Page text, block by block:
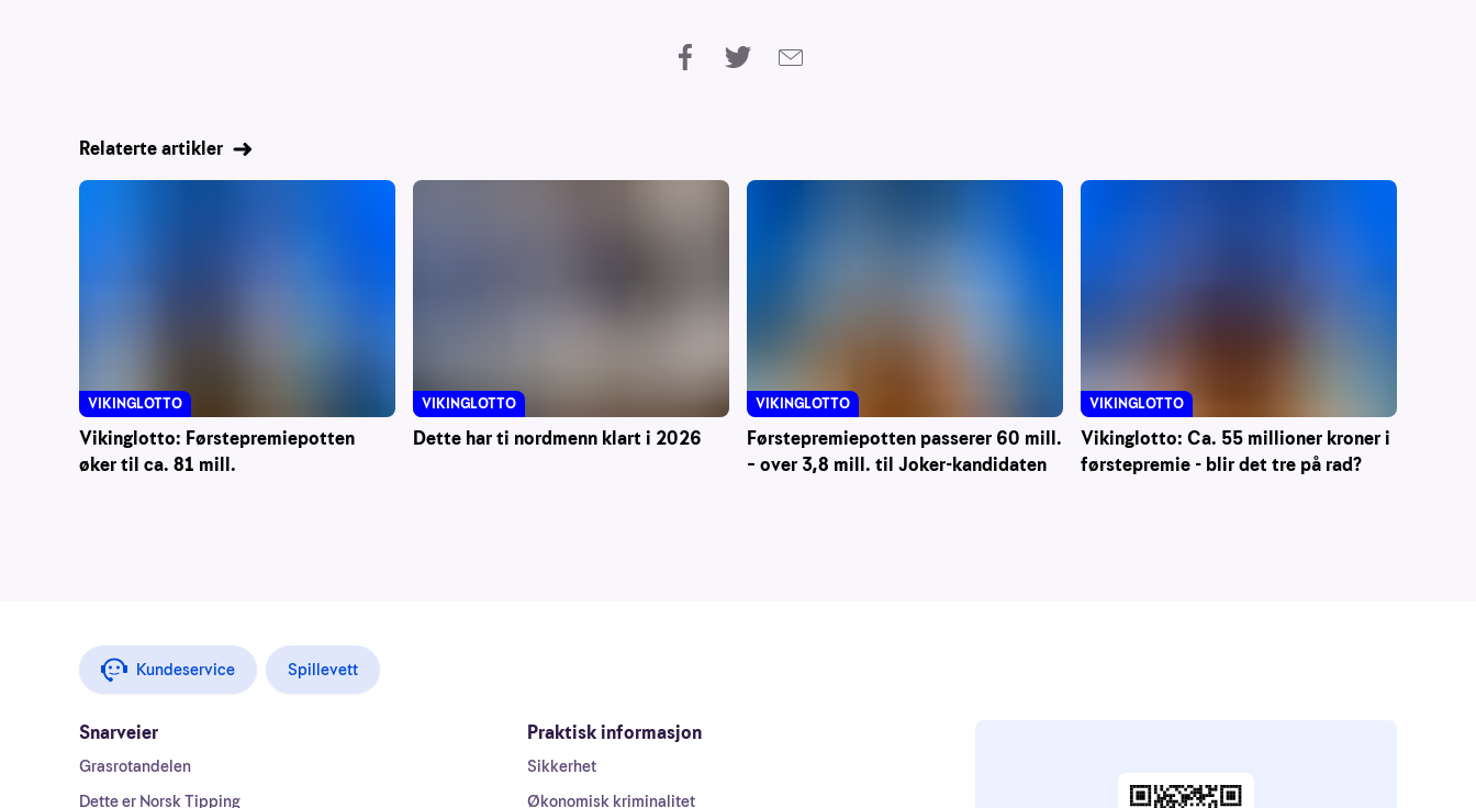
Relaterte artikler
Vikinglotto: Førstepremiepotten
øker til ca. 81 mill.
VIKINGLOTTO
Dette har ti nordmenn klart i 2026
VIKINGLOTTO
Førstepremiepotten passerer 60 mill.
– over 3,8 mill. til Joker-kandidaten
VIKINGLOTTO
Vikinglotto: Ca. 55 millioner kroner i
førstepremie - blir det tre på rad?
VIKINGLOTTO
Kundeservice Spillevett
Snarveier
Grasrotandelen
Dette er Norsk Tipping
Praktisk informasjon
Sikkerhet
Økonomisk kriminalitet